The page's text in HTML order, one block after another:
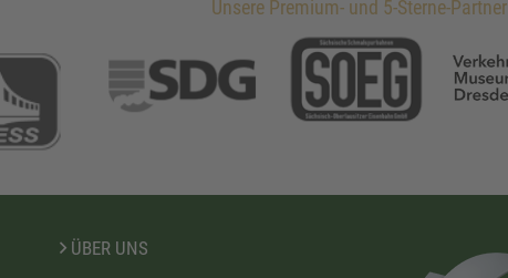
Unsere Premium- und 5-Sterne-Partner
ÜBER UNS